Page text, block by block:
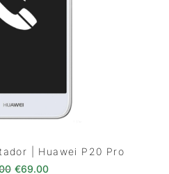
| Huawei P20 Pro
O preço original era: €79.00.
€69.00O preço atual é: